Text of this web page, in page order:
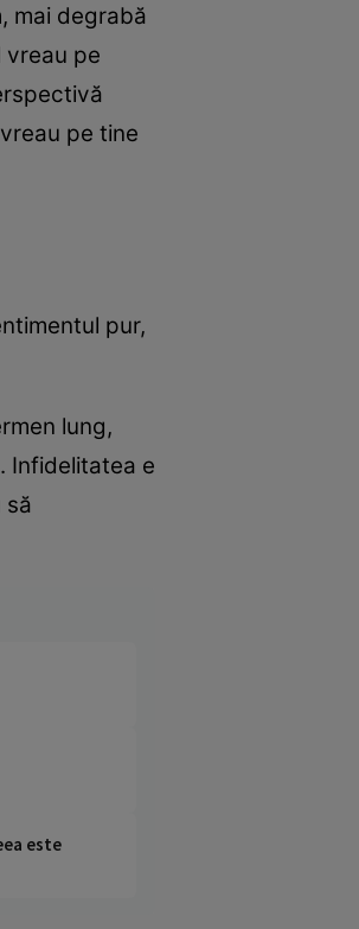
mai degrabă
vreau pe
pe tine
pur,
lung,
Infidelitatea e
să
este